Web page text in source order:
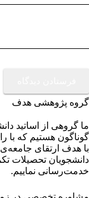
گروه پژوهشی هدف
ما گروهی از اساتید
گوناگون هستیم که با
با هدف ارتقای
دانشجویان تحصیلات
خدمت‌رسانی نماییم.